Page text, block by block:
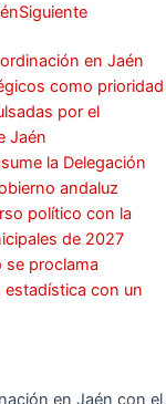
Siguiente
en Jaén
como prioridad
por el
Jaén
la Delegación
andaluz
político con la
de 2027
se proclama
con un